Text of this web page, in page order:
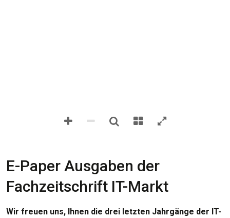
E-Paper Ausgaben der
Fachzeitschrift IT-Markt
Wir freuen uns, Ihnen die drei letzten Jahrgänge der IT-